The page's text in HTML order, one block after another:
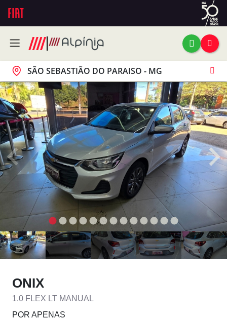
SÃO SEBASTIÃO DO PARAISO - MG
ONIX
1.0 FLEX LT MANUAL
POR APENAS